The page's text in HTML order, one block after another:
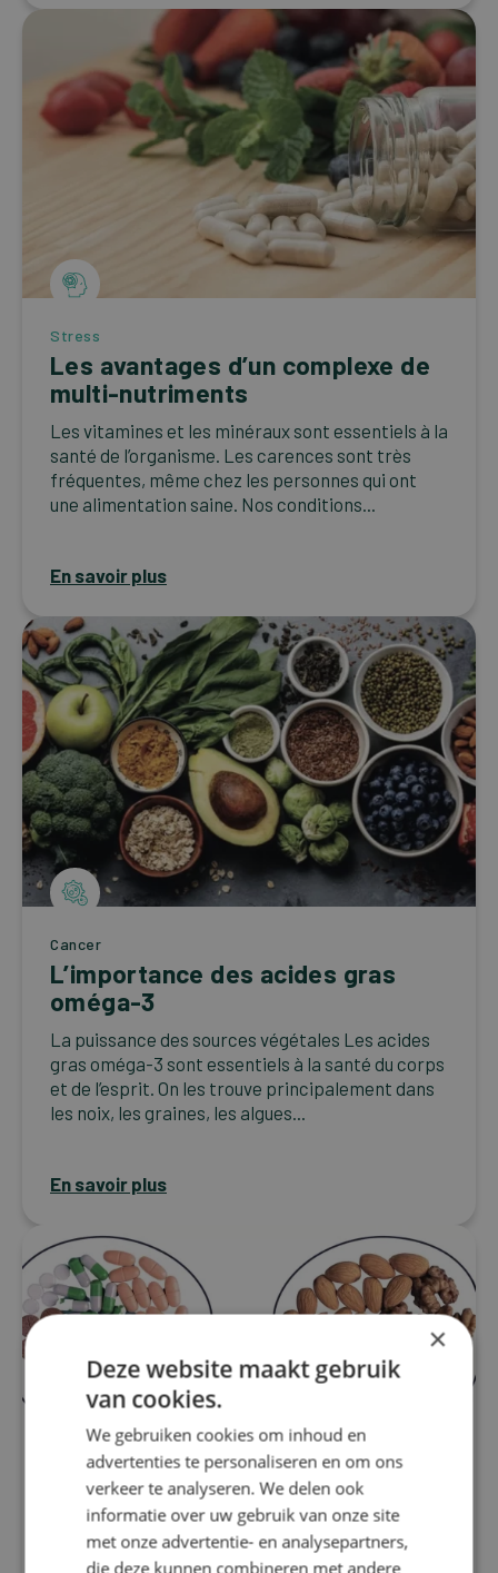
Stress
Les avantages d’un complexe de
multi-nutriments
Les vitamines et les minéraux sont essentiels à la
santé de l’organisme. Les carences sont très
fréquentes, même chez les personnes qui ont
une alimentation saine. Nos conditions...
En savoir plus
Cancer
L’importance des acides gras
oméga-3
La puissance des sources végétales Les acides
gras oméga-3 sont essentiels à la santé du corps
et de l’esprit. On les trouve principalement dans
les noix, les graines, les algues...
En savoir plus
Migraine
×
Deze website maakt gebruik
van cookies.
We gebruiken cookies om inhoud en
advertenties te personaliseren en om ons
verkeer te analyseren. We delen ook
informatie over uw gebruik van onze site
met onze advertentie- en analysepartners,
die deze kunnen combineren met andere